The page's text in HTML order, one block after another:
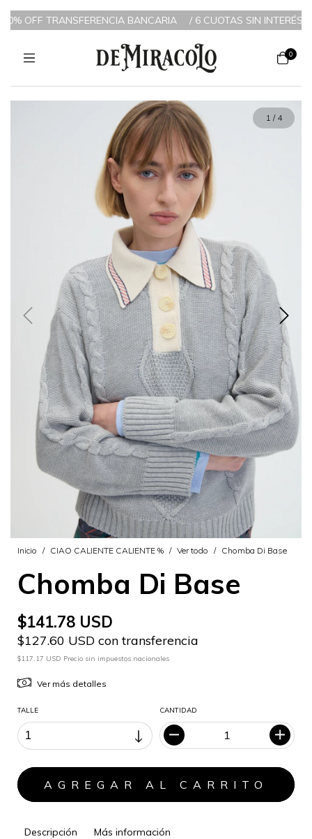
OFF TRANSFERENCIA BANCARIA / 6 CUOTAS SIN INTERÉS A
0
1 / 4
Inicio / CIAO CALIENTE CALIENTE % / Ver todo / Chomba Di Base
Chomba Di Base
$141.78 USD
$127.60 USD con transferencia
$117.17 USD Precio sin impuestos nacionales
Ver más detalles
TALLE CANTIDAD
Descripción Más información